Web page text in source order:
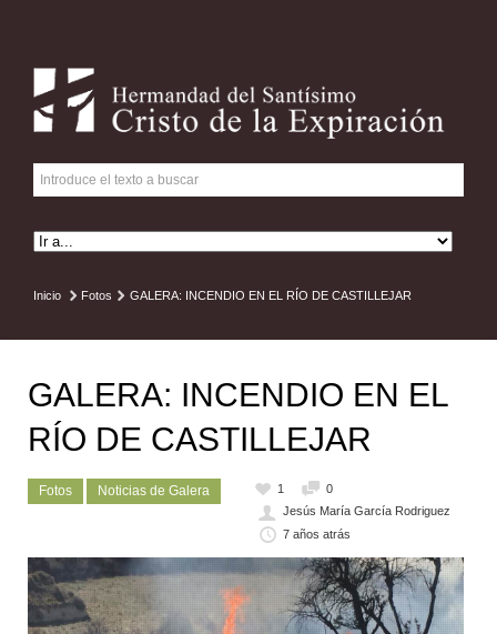
Inicio Fotos GALERA: INCENDIO EN EL RÍO DE CASTILLEJAR
GALERA: INCENDIO EN EL
RÍO DE CASTILLEJAR
Fotos Noticias de Galera 1
0
Jesús María García Rodriguez
7 años atrás